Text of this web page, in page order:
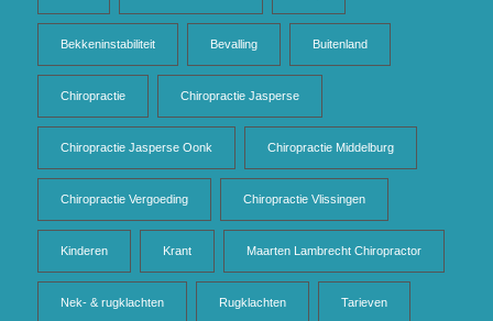
Bekkeninstabiliteit Bevalling Buitenland
Chiropractie Chiropractie Jasperse
Chiropractie Jasperse Oonk Chiropractie Middelburg
Chiropractie Vergoeding Chiropractie Vlissingen
Kinderen Krant Maarten Lambrecht Chiropractor
Nek- & rugklachten Rugklachten Tarieven